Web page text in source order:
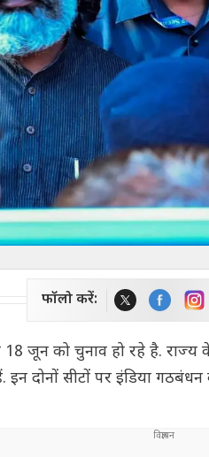
फॉलो करें:
18 जून को चुनाव हो रहे है.
दोनों सीटों पर इंडिया